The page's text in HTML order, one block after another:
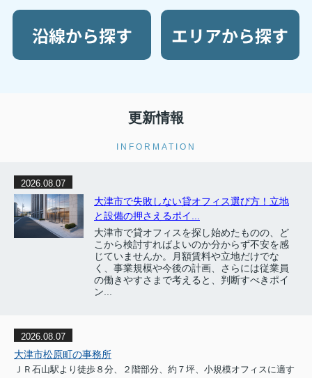
沿線から探す エリアから探す
更新情報
INFORMATION
2026.08.07
大津市で失敗しない貸オフィス選び方！立地
と設備の押さえるポイ...
大津市で貸オフィスを探し始めたものの、ど
こから検討すればよいのか分からず不安を感
じていませんか。月額賃料や立地だけでな
く、事業規模や今後の計画、さらには従業員
の働きやすさまで考えると、判断すべきポイ
ン...
2026.08.07
大津市松原町の事務所
ＪＲ石山駅より徒歩８分、２階部分、約７坪、小規模オフィスに適す